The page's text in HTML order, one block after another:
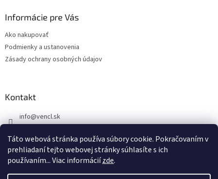
Táto webová stránka používa súbory cookie. Pokračovaním v
prehliadaní tejto webovej stránky súhlasíte s ich
používaním... Viac informáciízde.
Informácie pre Vás
Ako nakupovať
Podmienky a ustanovenia
Zásady ochrany osobných údajov
Kontakt
info@vencl.sk